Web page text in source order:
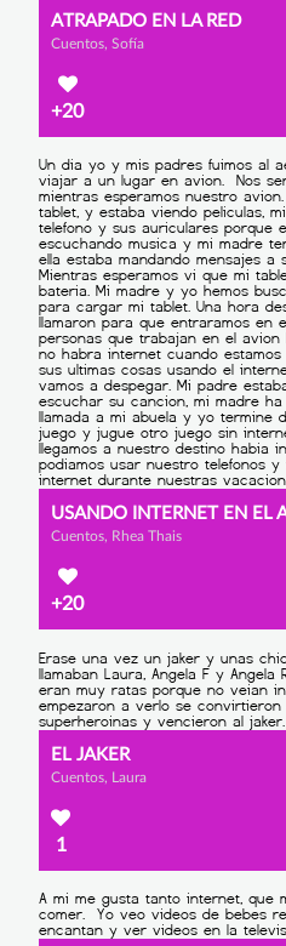
ATRAPADO EN LA RED
Cuentos, Sofía
+20
Cuentos, Rhea Thais
+20
EL JAKER
Cuentos, Laura
1